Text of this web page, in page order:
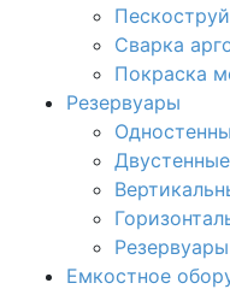
Сварка
Покраска
Резервуары
Емкостное